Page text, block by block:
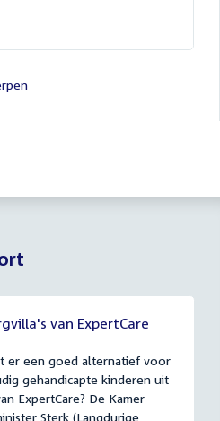
van ExpertCare
er een goed alternatief voor
gehandicapte kinderen uit
ExpertCare? De Kamer
Sterk (Langdurige